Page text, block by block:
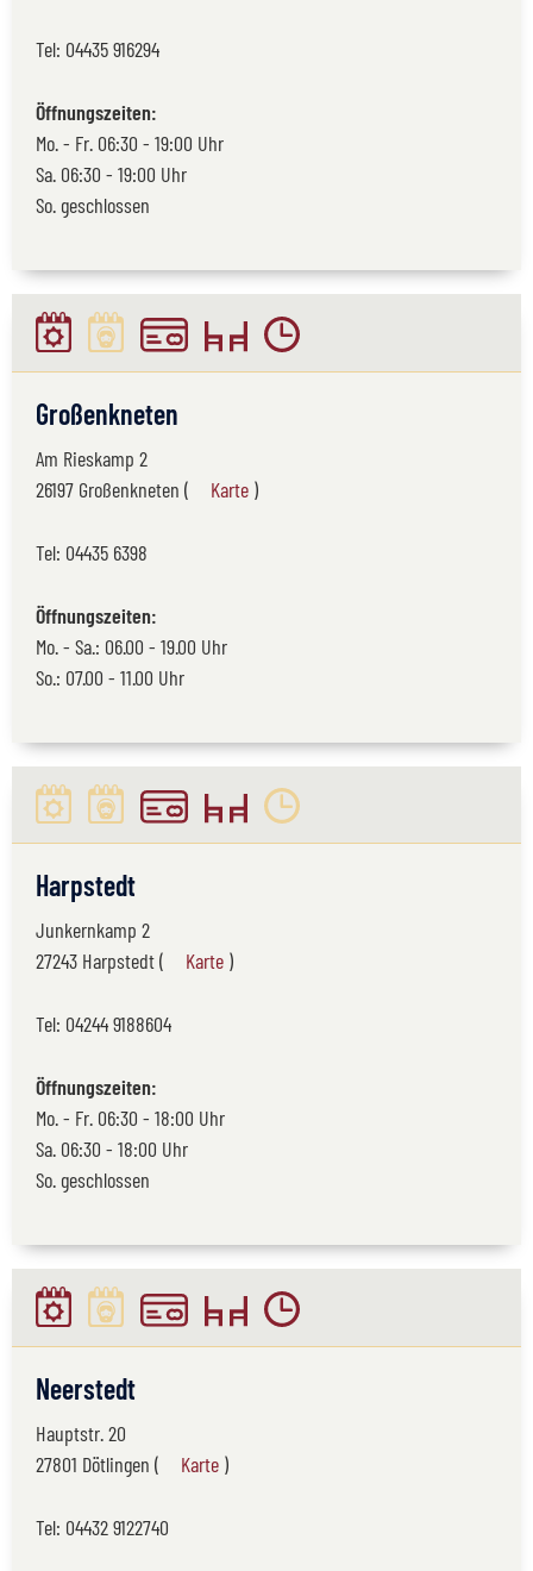
Tel: 04435 916294
Öffnungszeiten:
Mo. - Fr. 06:30 - 19:00 Uhr
Sa. 06:30 - 19:00 Uhr
So. geschlossen
Großenkneten
Am Rieskamp 2
26197 Großenkneten (
Karte )
Tel: 04435 6398
Öffnungszeiten:
Mo. - Sa.: 06.00 - 19.00 Uhr
So.: 07.00 - 11.00 Uhr
Harpstedt
Junkernkamp 2
27243 Harpstedt (
Karte )
Tel: 04244 9188604
Öffnungszeiten:
Mo. - Fr. 06:30 - 18:00 Uhr
Sa. 06:30 - 18:00 Uhr
So. geschlossen
Neerstedt
Hauptstr. 20
27801 Dötlingen (
Karte )
Tel: 04432 9122740